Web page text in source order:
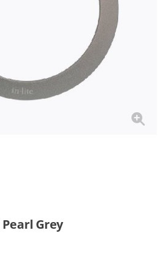
op alles!! Met
Zomer
Grey